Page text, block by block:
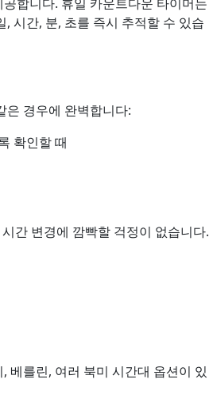
시간, 분, 초를 즉시 추적할 수 있습
은 경우에 완벽합니다:
확인할 때
간 변경에 깜빡할 걱정이 없습니다.
베를린, 여러 북미 시간대 옵션이 있